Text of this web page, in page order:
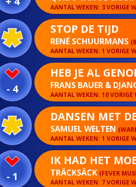
AANTAL WEKEN: 3 VORIGE
STOP DE TIJD
RENÉ SCHUURMANS
AANTAL WEKEN: 1 VORIGE
- 4
HEB JE AL
FRANS BAUER &
AANTAL WEKEN: 10 VORIGE
DANSEN MET
SAMUEL WELTEN
AANTAL WEKEN: 1 VORIGE
- 1
IK HAD HET
TRÄCKSÄCK (FEVER
AANTAL WEKEN: 7 VORIGE